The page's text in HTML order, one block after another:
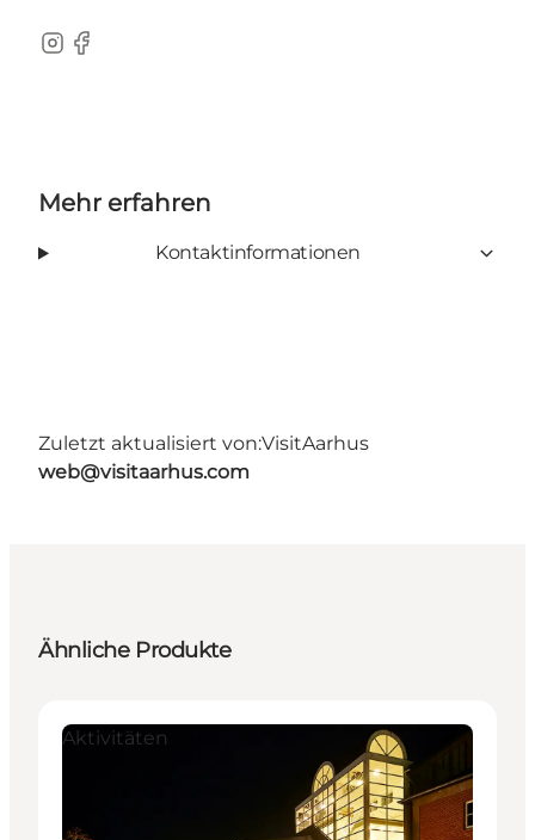
Instagram
Facebook
Mehr erfahren
Kontaktinformationen
Zuletzt aktualisiert von:VisitAarhus
web@visitaarhus.com
Ähnliche Produkte
Aktivitäten